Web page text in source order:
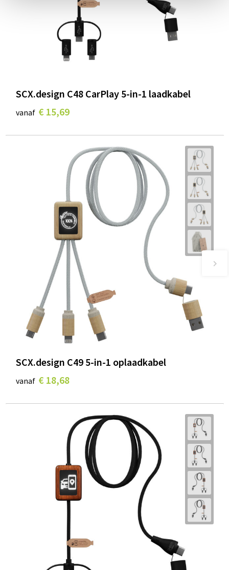
SCX.design C48 CarPlay 5-in-1 laadkabel
vanaf € 15,69
SCX.design C49 5-in-1 oplaadkabel
vanaf € 18,68